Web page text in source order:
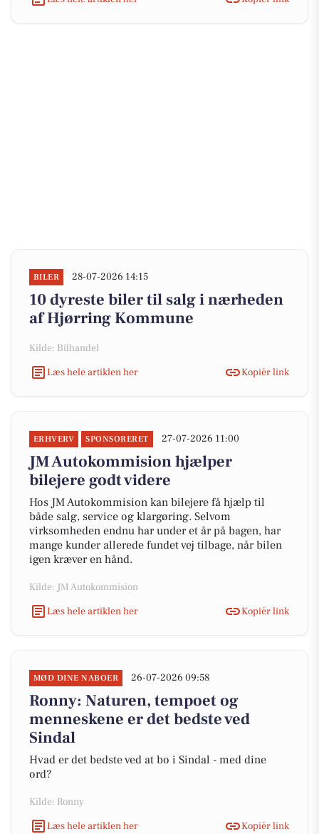
BILER 28-07-2026 14:15
10 dyreste biler til salg i nærheden
af Hjørring Kommune
Kilde: Bilhandel
Læs hele artiklen her
Kopiér link
ERHVERV SPONSORERET 27-07-2026 11:00
JM Autokommision hjælper
bilejere godt videre
Hos JM Autokommision kan bilejere få hjælp til
både salg, service og klargøring. Selvom
virksomheden endnu har under et år på bagen, har
mange kunder allerede fundet vej tilbage, når bilen
igen kræver en hånd.
Kilde: JM Autokommision
Læs hele artiklen her
Kopiér link
MØD DINE NABOER 26-07-2026 09:58
Ronny: Naturen, tempoet og
menneskene er det bedste ved
Sindal
Hvad er det bedste ved at bo i Sindal - med dine
ord?
Kilde: Ronny
Læs hele artiklen her
Kopiér link